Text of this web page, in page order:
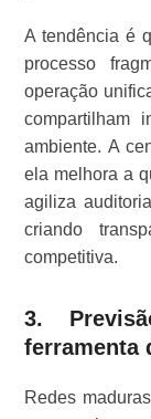
A tendência é
processo
operação
compartilham
ambiente. A
ela melhora a
agiliza
criando
competitiva.
3.
ferramenta
Redes